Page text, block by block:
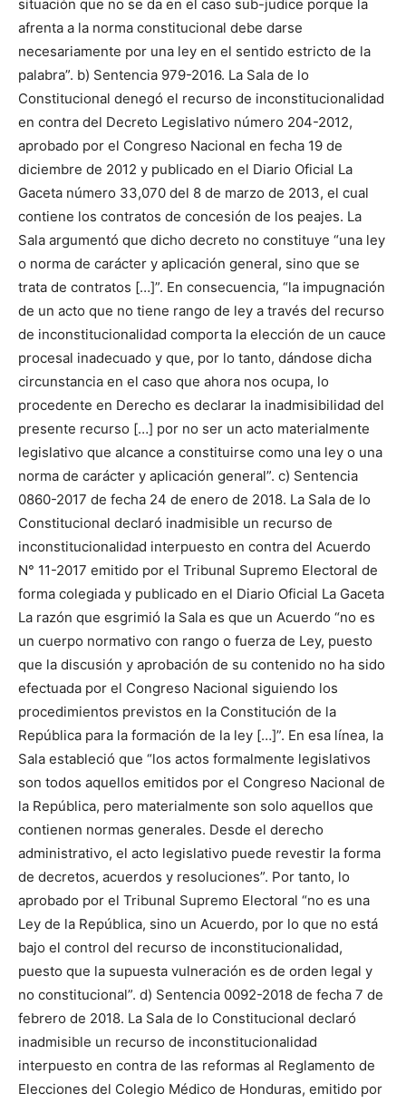
situación que no se da en el caso sub-judice porque la
afrenta a la norma constitucional debe darse
necesariamente por una ley en el sentido estricto de la
palabra”. b) Sentencia 979-2016. La Sala de lo
Constitucional denegó el recurso de inconstitucionalidad
en contra del Decreto Legislativo número 204-2012,
aprobado por el Congreso Nacional en fecha 19 de
diciembre de 2012 y publicado en el Diario Oficial La
Gaceta número 33,070 del 8 de marzo de 2013, el cual
contiene los contratos de concesión de los peajes. La
Sala argumentó que dicho decreto no constituye “una ley
o norma de carácter y aplicación general, sino que se
trata de contratos […]”. En consecuencia, “la impugnación
de un acto que no tiene rango de ley a través del recurso
de inconstitucionalidad comporta la elección de un cauce
procesal inadecuado y que, por lo tanto, dándose dicha
circunstancia en el caso que ahora nos ocupa, lo
procedente en Derecho es declarar la inadmisibilidad del
presente recurso […] por no ser un acto materialmente
legislativo que alcance a constituirse como una ley o una
norma de carácter y aplicación general”. c) Sentencia
0860-2017 de fecha 24 de enero de 2018. La Sala de lo
Constitucional declaró inadmisible un recurso de
inconstitucionalidad interpuesto en contra del Acuerdo
N° 11-2017 emitido por el Tribunal Supremo Electoral de
forma colegiada y publicado en el Diario Oficial La Gaceta
La razón que esgrimió la Sala es que un Acuerdo “no es
un cuerpo normativo con rango o fuerza de Ley, puesto
que la discusión y aprobación de su contenido no ha sido
efectuada por el Congreso Nacional siguiendo los
procedimientos previstos en la Constitución de la
República para la formación de la ley […]”. En esa línea, la
Sala estableció que “los actos formalmente legislativos
son todos aquellos emitidos por el Congreso Nacional de
la República, pero materialmente son solo aquellos que
contienen normas generales. Desde el derecho
administrativo, el acto legislativo puede revestir la forma
de decretos, acuerdos y resoluciones”. Por tanto, lo
aprobado por el Tribunal Supremo Electoral “no es una
Ley de la República, sino un Acuerdo, por lo que no está
bajo el control del recurso de inconstitucionalidad,
puesto que la supuesta vulneración es de orden legal y
no constitucional”. d) Sentencia 0092-2018 de fecha 7 de
febrero de 2018. La Sala de lo Constitucional declaró
inadmisible un recurso de inconstitucionalidad
interpuesto en contra de las reformas al Reglamento de
Elecciones del Colegio Médico de Honduras, emitido por